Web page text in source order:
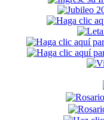
Secondary
Sidebar